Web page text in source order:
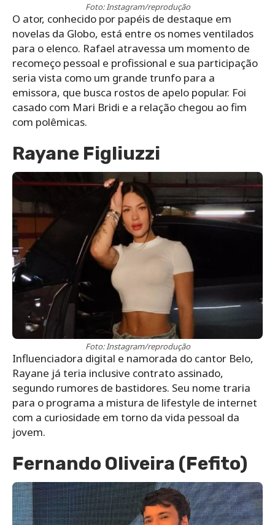
Foto: Instagram/reprodução
O ator, conhecido por papéis de destaque em
novelas da Globo, está entre os nomes ventilados
para o elenco. Rafael atravessa um momento de
recomeço pessoal e profissional e sua participação
seria vista como um grande trunfo para a
emissora, que busca rostos de apelo popular. Foi
casado com Mari Bridi e a relação chegou ao fim
com polêmicas.
Rayane Figliuzzi
Foto: Instagram/reprodução
Influenciadora digital e namorada do cantor Belo,
Rayane já teria inclusive contrato assinado,
segundo rumores de bastidores. Seu nome traria
para o programa a mistura de lifestyle de internet
com a curiosidade em torno da vida pessoal da
jovem.
Fernando Oliveira (Fefito)